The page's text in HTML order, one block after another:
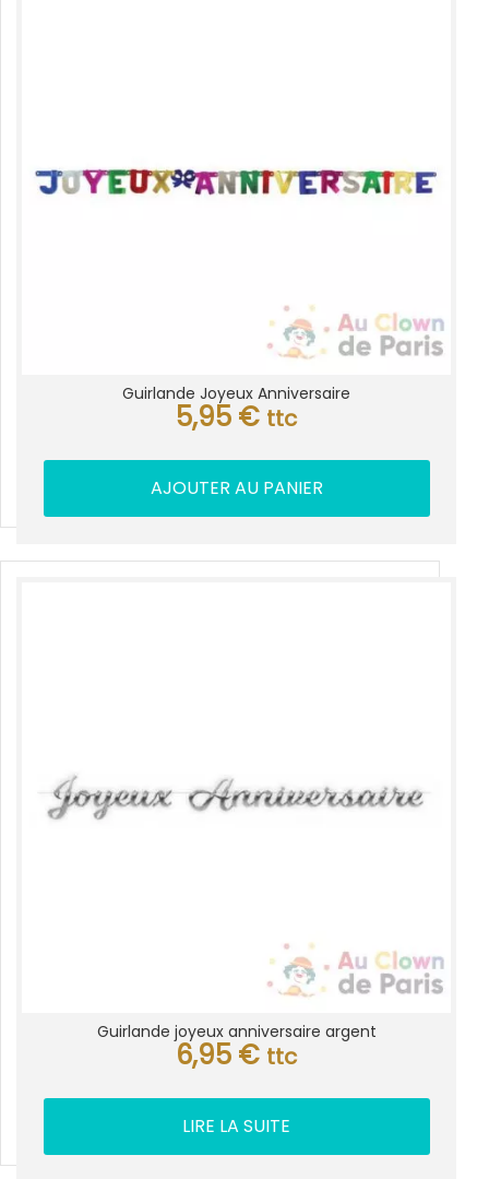
Guirlande Joyeux Anniversaire
5,95 € ttc
AJOUTER AU PANIER
Guirlande joyeux anniversaire argent
6,95 € ttc
LIRE LA SUITE